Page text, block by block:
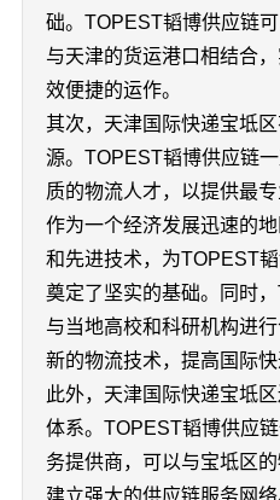
础。TOPEST韬博供应链
与天津的货运港口相结合
效便捷的运作。
其次，天津国际快递宝坻
源。TOPEST韬博供应链
质的物流人才，以提供最
作为一个经济发展迅速的
和先进技术，为TOPEST
奠定了坚实的基础。同时
与当地高校和科研机构进
新的物流技术，提高国际
此外，天津国际快递宝坻
体系。TOPEST韬博供应
务提供商，可以与宝坻区
建立强大的供应链服务网